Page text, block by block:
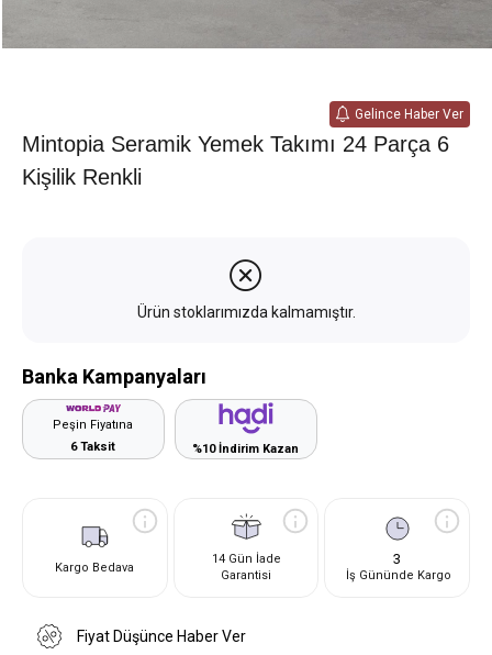
Gelince Haber Ver
Mintopia Seramik Yemek Takımı 24 Parça 6
Kişilik Renkli
Ürün stoklarımızda kalmamıştır.
Banka Kampanyaları
Peşin Fiyatına
6 Taksit
%10 İndirim Kazan
Kargo Bedava
14 Gün İade
Garantisi
3
İş Gününde Kargo
Fiyat Düşünce Haber Ver